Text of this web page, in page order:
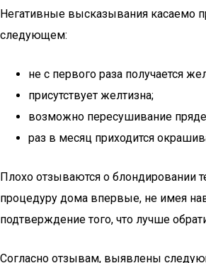
Негативные высказывания касаемо
следующем:
не с первого раза получается
присутствует желтизна;
возможно пересушивание
раз в месяц приходится
Плохо отзываются о блондировании
процедуру дома впервые, не имея
подтверждение того, что лучше
Согласно отзывам, выявлены